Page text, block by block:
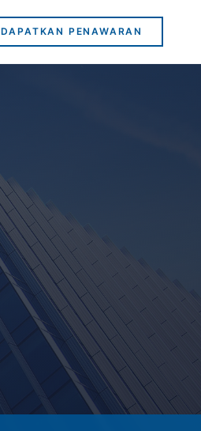
DAPATKAN PENAWARAN